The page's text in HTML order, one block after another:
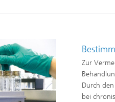
Zur
Durch
bei